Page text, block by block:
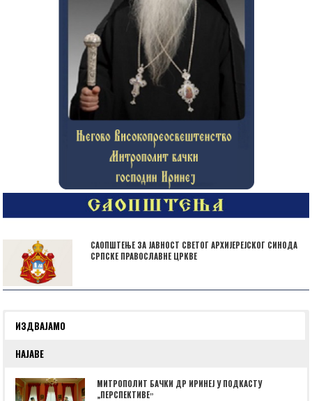
САОПШТЕЊЕ ЗА ЈАВНОСТ СВЕТОГ АРХИЈЕРЕЈСКОГ СИНОДА
СРПСКЕ ПРАВОСЛАВНЕ ЦРКВЕ
ИЗДВАЈАМО
НАЈАВЕ
МИТРОПОЛИТ БАЧКИ ДР ИРИНЕЈ У ПОДКАСТУ
„ПЕРСПЕКТИВЕˮ